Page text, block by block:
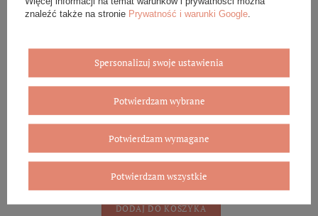
409,00 zł
DODAJ DO KOSZYKA
Srebrna pozłacana bransoletka 925 fasetowana kulki
rozkładana
409,00 zł
DODAJ DO KOSZYKA
znaleźć także na stronie Prywatność i warunki Google
Spersonalizuj swoje ustawienia
Potwierdzam wybrane
Potwierdzam wymagane
Potwierdzam wszystkie